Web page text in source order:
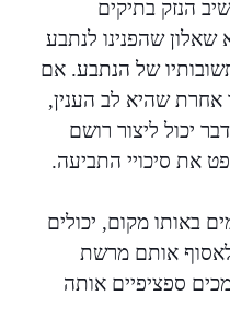
הנזק בתיקים
שהפנינו לנתבע
של הנתבע. אם
שהיא לב הענין,
יכול ליצור רושם
את סיכויי התביעה.
באותו מקום, יכולים
לאסוף אותם מרשת
ספציפיים אותה